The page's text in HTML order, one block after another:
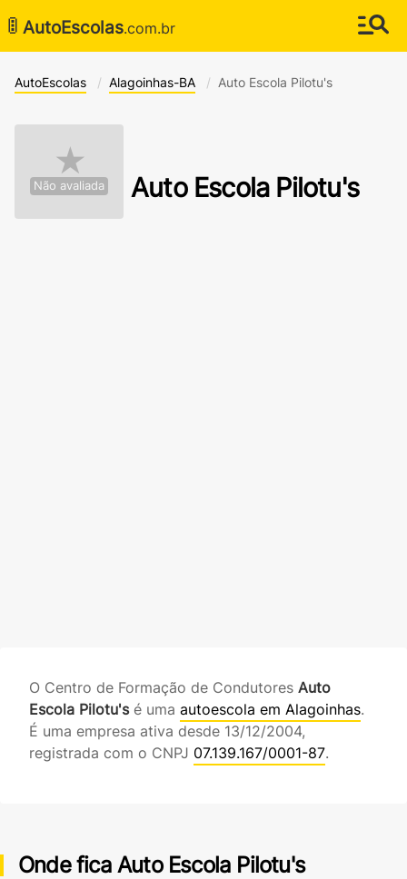
🚦 AutoEscolas.com.br
AutoEscolas Alagoinhas-BA Auto Escola Pilotu's
★
Não avaliada Auto Escola Pilotu's
O Centro de Formação de Condutores Auto
Escola Pilotu'sé uma autoescola em Alagoinhas.
É uma empresa ativa desde 13/12/2004,
registrada com o CNPJ 07.139.167/0001-87.
Onde fica Auto Escola Pilotu's